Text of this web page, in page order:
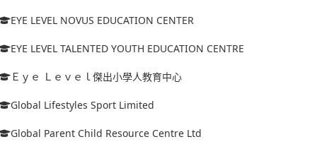
EYE LEVEL NOVUS EDUCATION CENTER
EYE LEVEL TALENTED YOUTH EDUCATION CENTRE
Ｅｙｅ Ｌｅｖｅｌ傑出小學人教育中心
Global Lifestyles Sport Limited
Global Parent Child Resource Centre Ltd